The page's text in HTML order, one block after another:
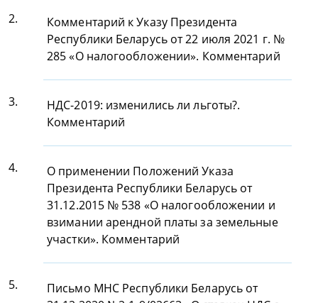
2.
Комментарий к Указу Президента
Республики Беларусь от 22 июля 2021 г. №
285 «О налогообложении». Комментарий
3.
НДС-2019: изменились ли льготы?.
Комментарий
4.
О применении Положений Указа
Президента Республики Беларусь от
31.12.2015 № 538 «О налогообложении и
взимании арендной платы за земельные
участки». Комментарий
5.
Письмо МНС Республики Беларусь от